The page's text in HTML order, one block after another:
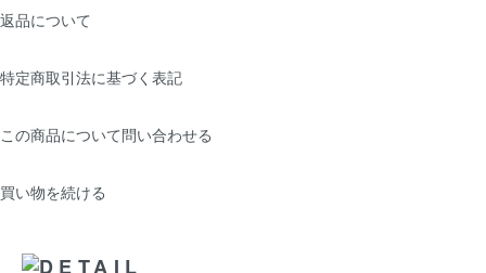
返品について
特定商取引法に基づく表記
この商品について問い合わせる
買い物を続ける